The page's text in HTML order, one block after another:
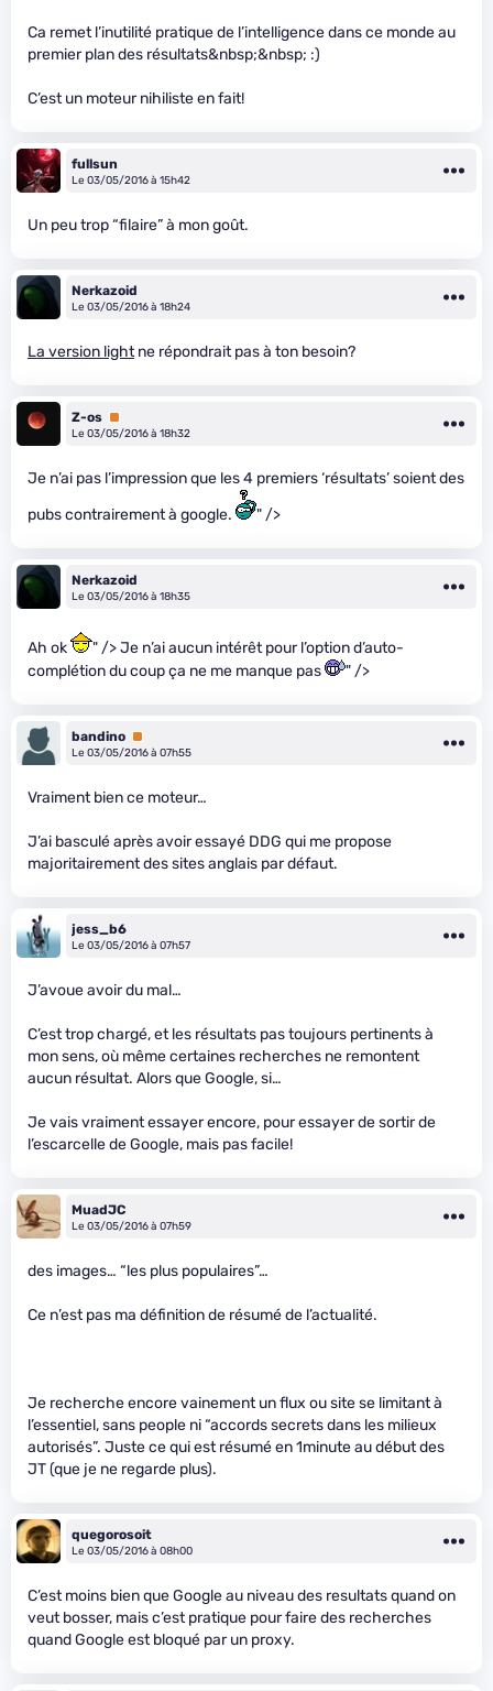
Ca remet l’inutilité pratique de l’intelligence dans ce monde au
premier plan des résultats&nbsp;&nbsp; :)
C’est un moteur nihiliste en fait!
fullsun
Le 03/05/2016 à 15h42
Un peu trop “filaire” à mon goût.
Nerkazoid
Le 03/05/2016 à 18h24
La version lightne répondrait pas à ton besoin?
Z-os Premium
Le 03/05/2016 à 18h32
Je n’ai pas l’impression que les 4 premiers ‘résultats’ soient des
pubs contrairement à google.
" />
Nerkazoid
Le 03/05/2016 à 18h35
Ah ok
" /> Je n’ai aucun intérêt pour l’option d’auto-
complétion du coup ça ne me manque pas
" />
bandino Premium
Le 03/05/2016 à 07h55
Vraiment bien ce moteur…
J’ai basculé après avoir essayé DDG qui me propose
majoritairement des sites anglais par défaut.
jess_b6
Le 03/05/2016 à 07h57
J’avoue avoir du mal…
C’est trop chargé, et les résultats pas toujours pertinents à
mon sens, où même certaines recherches ne remontent
aucun résultat. Alors que Google, si…
Je vais vraiment essayer encore, pour essayer de sortir de
l’escarcelle de Google, mais pas facile!
MuadJC
Le 03/05/2016 à 07h59
des images… “les plus populaires”…
Ce n’est pas ma définition de résumé de l’actualité.
Je recherche encore vainement un flux ou site se limitant à
l’essentiel, sans people ni “accords secrets dans les milieux
autorisés”. Juste ce qui est résumé en 1minute au début des
JT (que je ne regarde plus).
quegorosoit
Le 03/05/2016 à 08h00
C’est moins bien que Google au niveau des resultats quand on
veut bosser, mais c’est pratique pour faire des recherches
quand Google est bloqué par un proxy.